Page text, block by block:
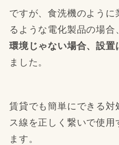
ですが、食洗機のように
るような電化製品の場合
環境じゃない場合、設置
ました。
賃貸でも簡単にできる対
ス線を正しく繋いで使用
ます。